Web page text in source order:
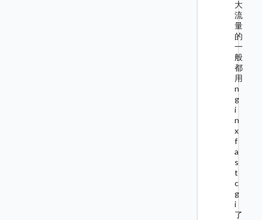
大
流
量
的
一
般
都
用
n
g
i
n
x
f
a
s
t
c
g
i
了